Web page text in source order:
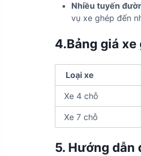
Nhiều tuyến
vụ xe ghép đến
4.Bảng giá xe
Loại xe
Xe 4 chỗ
Xe 7 chỗ
5. Hướng dẫn